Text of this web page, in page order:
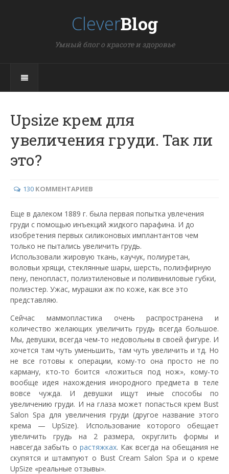
CleverBlog
Умный блог о красоте и здоровье
Upsize крем для
увеличения груди. Так ли
это?
130 КОММЕНТАРИЕВ
Еще в далеком 1889 г. была первая попытка увлечения
груди с помощью инъекций жидкого парафина. И до
изобретения первых силиконовых имплантантов чем
только не пытались увеличить грудь.
Использовали жировую ткань, каучук, полиуретан,
воловьи хрящи, стеклянные шары, шерсть, полиэфирную
пену, пенопласт, полиэтиленовые и поливиниловые губки,
полиэстер. Ужас, мурашки аж по коже, как все это
представляю.
Сейчас маммопластика очень распространена и
количество желающих увеличить грудь всегда большое.
Мы, девушки, всегда чем-то недовольны в своей фигуре. И
хочется там чуть уменьшить, там чуть увеличить и тд. Но
не все готовы к операции, кому-то она просто не по
карману, кто-то боится «ложиться под нож», кому-то
вообще идея нахождения инородного предмета в теле
вовсе чужда. И девушки ищут иные способы по
увеличению груди. И на глаза может попасться крем Bust
Salon Spa для увеличения груди (другое название этого
крема — UpSize). Использование которого обещает
увеличить грудь на 2 размера, округлить формы и
навсегда забыть о растяжках. Как всегда на обещания не
скупятся и штампуют о Bust Cream Salon Spa и о креме
UpSize «реальные отзывы».